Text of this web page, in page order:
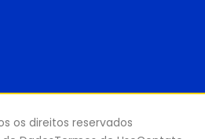
os direitos reservados